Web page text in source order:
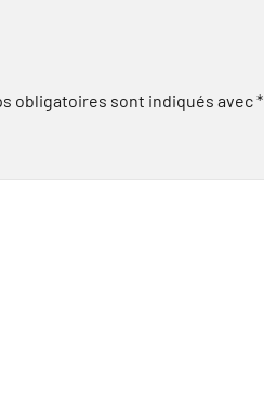
obligatoires sont indiqués avec*